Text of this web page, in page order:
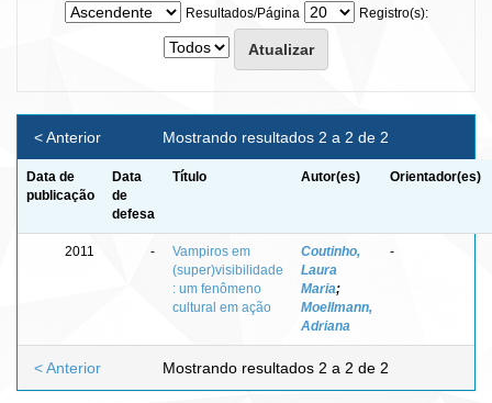
Resultados/Página
Registro(s):
Mostrando resultados 2 a 2 de 2
< Anterior
Data de
publicação
Data
de
defesa
Título Autor(es) Orientador(es)
2011 -
Vampiros em
(super)visibilidade
: um fenômeno
cultural em ação
Coutinho,
Laura
Maria;
Moellmann,
Adriana
-
Mostrando resultados 2 a 2 de 2
< Anterior